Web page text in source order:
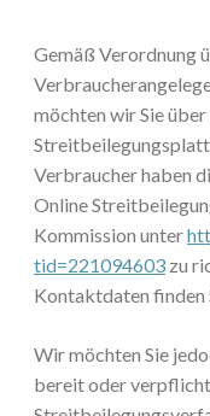
Gemäß Verordnung
möchten wir Sie
Verbraucher haben
Online
Kommission unter
tid=221094603 zu
Kontaktdaten finden
Wir möchten Sie
bereit oder